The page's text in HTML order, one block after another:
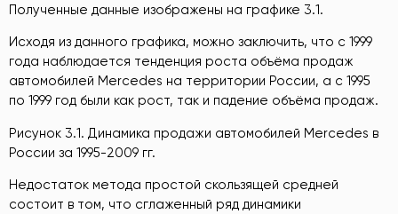
Полученные данные изображены на графике 3.1.
Исходя из данного графика, можно заключить, что с 1999
года наблюдается тенденция роста объёма продаж
автомобилей Mercedes на территории России, а с 1995
по 1999 год были как рост, так и падение объёма продаж.
Рисунок 3.1. Динамика продажи автомобилей Mercedes в
России за 1995-2009 гг.
Недостаток метода простой скользящей средней
состоит в том, что сглаженный ряд динамики